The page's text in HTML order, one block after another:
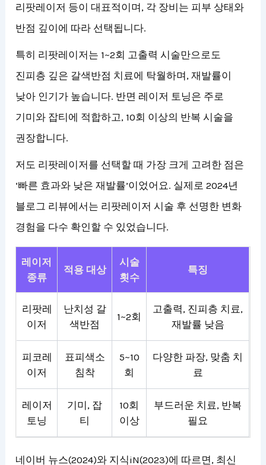
리팟레이저 등이 대표적이며, 각 장비는 피부 상태와
반점 깊이에 따라 선택됩니다.
특히 리팟레이저는 1~2회 고출력 시술만으로도
진피층 깊은 갈색반점 치료에 탁월하며, 재발률이
낮아 인기가 높습니다. 반면 레이저 토닝은 주로
기미와 잡티에 적합하고, 10회 이상의 반복 시술을
권장합니다.
저도 리팟레이저를 선택할 때 가장 크게 고려한 점은
‘빠른 효과와 낮은 재발률’이었어요. 실제로 2024년
블로그 리뷰에서는 리팟레이저 시술 후 선명한 변화
경험을 다수 확인할 수 있었습니다.
레이저
종류
적용 대상
시술
횟수
특징
리팟레
이저
난치성 갈
색반점
1~2회
고출력, 진피층 치료,
재발률 낮음
피코레
이저
표피색소
침착
5~10
회
다양한 파장, 맞춤 치
료
레이저
토닝
기미, 잡
티
10회
이상
부드러운 치료, 반복
필요
네이버 뉴스(2024)와 지식iN(2023)에 따르면, 최신